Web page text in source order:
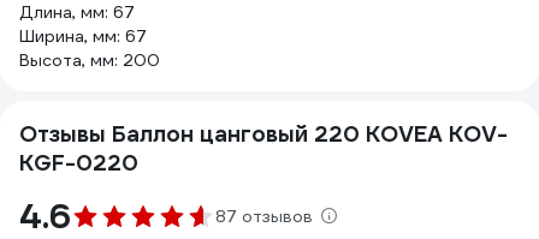
Длина, мм: 67
Ширина, мм: 67
Высота, мм: 200
Отзывы Баллон цанговый 220 KOVEA KOV-
KGF-0220
4.6 87 отзывов